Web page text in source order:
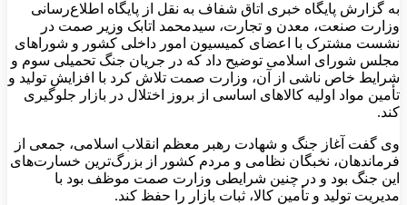
به گزارش پایگاه خبری اتاق شفاف به نقل از پایگاه اطلاع‌رسانی
وزارت صنعت، معدن و تجارت، سیدمحمد اتابک وزیر صمت در
نشست مشترک با اعضای کمیسیون امور داخلی کشور و شوراهای
مجلس شورای اسلامی توضیح داد که در جریان جنگ تحمیلی سوم و
شرایط خاص ناشی از آن، وزارت صمت تلاش کرد با افزایش تولید و
تأمین مواد اولیه کالاهای اساسی از بروز اختلال در بازار جلوگیری
کند.
وی گفت آغاز جنگ و شهادت رهبر معظم انقلاب اسلامی، جمعی از
فرماندهان، نخبگان نظامی و مردم کشور از بزرگ‌ترین خسارت‌های
این جنگ بود و در چنین شرایطی وزارت صمت موظف بود با
مدیریت تولید و تأمین کالا، ثبات بازار را حفظ کند.